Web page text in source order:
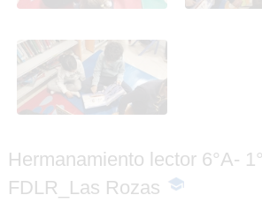
Hermanamiento lector
6°A- 1°A_CEIP FDLR_Las
Rozas
Hermanamiento lector 6°A-
FDLR_Las Rozas
-